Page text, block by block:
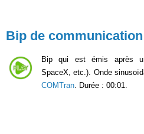
Bip de
Bip qui est émis après
SpaceX, etc.). Onde
COMTran. Durée : 00:01.